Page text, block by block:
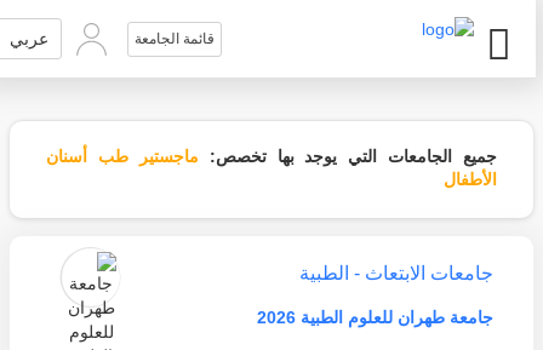
قائمة الجامعة عربي
جميع الجامعات التي يوجد بها تخصص:
ماجستير طب أسنان
الأطفال
جامعات الابتعاث - الطبية
جامعة طهران للعلوم الطبية 2026